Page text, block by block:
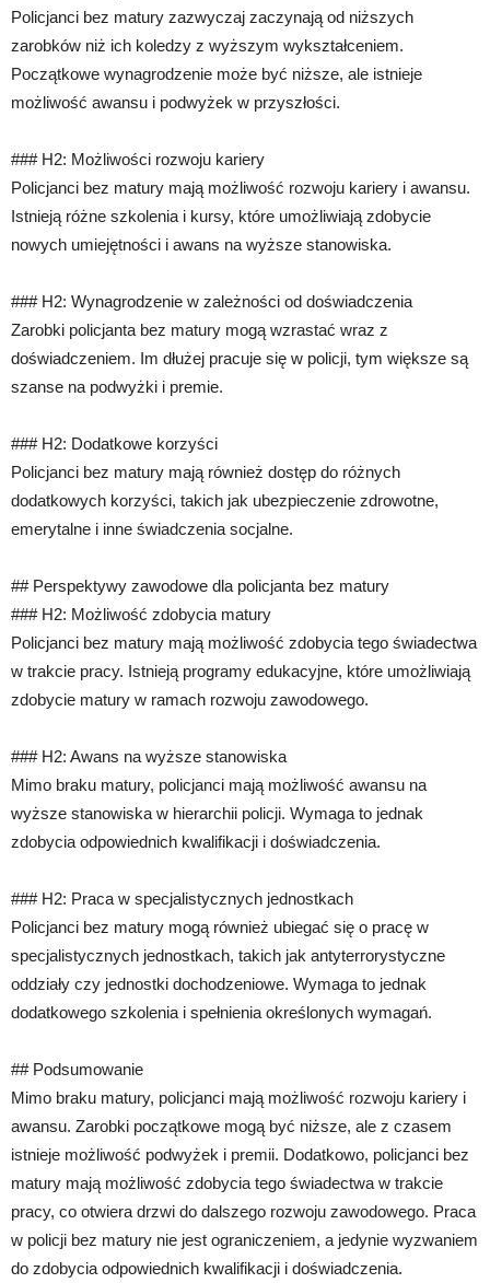
Policjanci bez matury zazwyczaj zaczynają od niższych
zarobków niż ich koledzy z wyższym wykształceniem.
Początkowe wynagrodzenie może być niższe, ale istnieje
możliwość awansu i podwyżek w przyszłości.
### H2: Możliwości rozwoju kariery
Policjanci bez matury mają możliwość rozwoju kariery i awansu.
Istnieją różne szkolenia i kursy, które umożliwiają zdobycie
nowych umiejętności i awans na wyższe stanowiska.
### H2: Wynagrodzenie w zależności od doświadczenia
Zarobki policjanta bez matury mogą wzrastać wraz z
doświadczeniem. Im dłużej pracuje się w policji, tym większe są
szanse na podwyżki i premie.
### H2: Dodatkowe korzyści
Policjanci bez matury mają również dostęp do różnych
dodatkowych korzyści, takich jak ubezpieczenie zdrowotne,
emerytalne i inne świadczenia socjalne.
## Perspektywy zawodowe dla policjanta bez matury
### H2: Możliwość zdobycia matury
Policjanci bez matury mają możliwość zdobycia tego świadectwa
w trakcie pracy. Istnieją programy edukacyjne, które umożliwiają
zdobycie matury w ramach rozwoju zawodowego.
### H2: Awans na wyższe stanowiska
Mimo braku matury, policjanci mają możliwość awansu na
wyższe stanowiska w hierarchii policji. Wymaga to jednak
zdobycia odpowiednich kwalifikacji i doświadczenia.
### H2: Praca w specjalistycznych jednostkach
Policjanci bez matury mogą również ubiegać się o pracę w
specjalistycznych jednostkach, takich jak antyterrorystyczne
oddziały czy jednostki dochodzeniowe. Wymaga to jednak
dodatkowego szkolenia i spełnienia określonych wymagań.
## Podsumowanie
Mimo braku matury, policjanci mają możliwość rozwoju kariery i
awansu. Zarobki początkowe mogą być niższe, ale z czasem
istnieje możliwość podwyżek i premii. Dodatkowo, policjanci bez
matury mają możliwość zdobycia tego świadectwa w trakcie
pracy, co otwiera drzwi do dalszego rozwoju zawodowego. Praca
w policji bez matury nie jest ograniczeniem, a jedynie wyzwaniem
do zdobycia odpowiednich kwalifikacji i doświadczenia.